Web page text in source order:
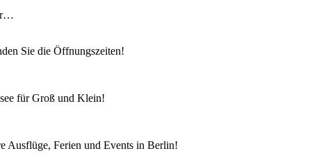
Sie die Öffnungszeiten!
für Groß und Klein!
Ausflüge, Ferien und Events in Berlin!